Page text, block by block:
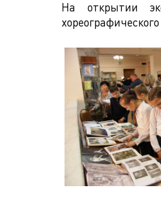
На открытии